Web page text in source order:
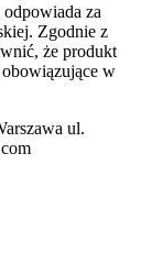
za
Zgodnie z
że produkt
obowiązujące w
ul.